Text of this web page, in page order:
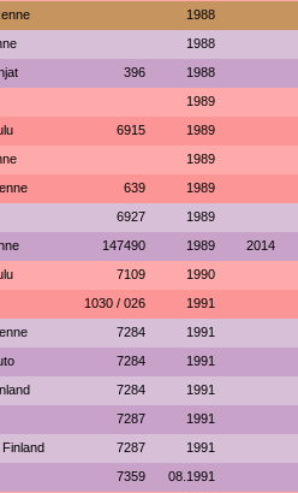
1988
1988
396 1988
1989
6915 1989
1989
639 1989
6927 1989
147490 1989 2014
7109 1990
1030 / 026 1991
7284 1991
7284 1991
7284 1991
7287 1991
7287 1991
7359 08.1991